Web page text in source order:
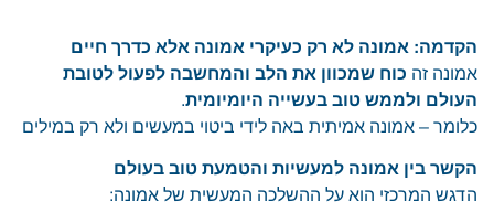
הקדמה: אמונה לא רק כעיקרי אמונה אלא כדרך חיים
אמונה זה כוח שמכוון את הלב והמחשבה לפעול לטובת
העולם ולממש טוב בעשייה היומיומית.
כלומר – אמונה אמיתית באה לידי ביטוי במעשים ולא רק במילים
הקשר בין אמונה למעשיות והטמעת טוב בעולם
הדגש המרכזי הוא על ההשלכה המעשית של אמונה: